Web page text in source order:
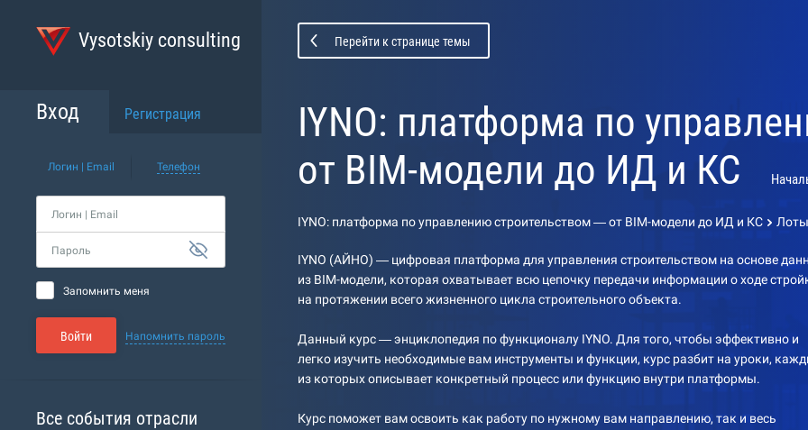
Vysotskiy consulting
Вход Регистрация
Логин | Email Телефон
Логин | Email
Пароль
Запомнить меня
Войти Напомнить пароль
Все события отрасли
Перейти к странице темы
IYNO: платформа по
от BIM-модели до ИД и КС
IYNO: платформа по управлению строительством — от BIM-модели до ИД и КС
IYNO (АЙНО) — цифровая платформа для управления строительством на основе
из BIM-модели, которая охватывает всю цепочку передачи информации о ходе
на протяжении всего жизненного цикла строительного объекта.
Данный курс — энциклопедия по функционалу IYNO. Для того, чтобы эффективно и
легко изучить необходимые вам инструменты и функции, курс разбит на уроки,
из которых описывает конкретный процесс или функцию внутри платформы.
Курс поможет вам освоить как работу по нужному вам направлению, так и весь